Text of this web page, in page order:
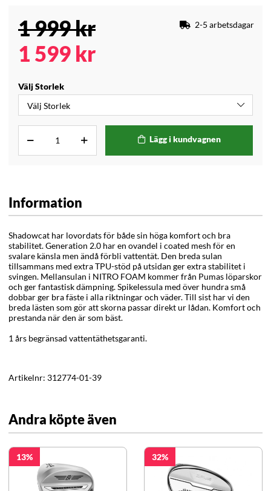
1 999kr
1 599 kr
2-5 arbetsdagar
Välj Storlek
Lägg i kundvagnen
Information
Shadowcat har lovordats för både sin höga komfort och bra
stabilitet. Generation 2.0 har en ovandel i coated mesh för en
svalare känsla men ändå förbli vattentät. Den breda sulan
tillsammans med extra TPU-stöd på utsidan ger extra stabilitet i
svingen. Mellansulan i NITRO FOAM kommer från Pumas löparskor
och ger fantastisk dämpning. Spikelessula med över hundra små
dobbar ger bra fäste i alla riktningar och väder. Till sist har vi den
breda lästen som gör att skorna passar direkt ur lådan. Komfort och
prestanda när den är som bäst.
1 års begränsad vattentäthetsgaranti.
Artikelnr: 312774-01-39
Andra köpte även
13 32